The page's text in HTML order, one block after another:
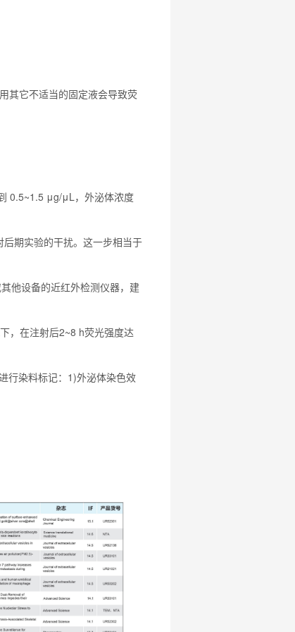
其它不适当的固定液会导致荧
0.5~1.5 μg/μL，外泌体浓度
期实验的干扰。这一步相当于
他设备的近红外检测仪器，建
，在注射后2~8 h荧光强度达
行染料标记：1)外泌体染色效